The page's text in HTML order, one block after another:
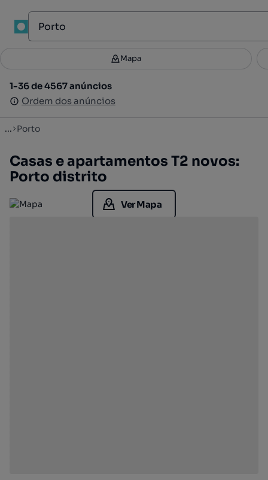
Filtros 3
1-36 de 4567 anúncios
Ordem dos anúncios
Mapa
1-36 de 4567 anúncios
Ordem dos anúncios
... Porto
Casas e apartamentos T2 novos:
Porto distrito
Ver Mapa